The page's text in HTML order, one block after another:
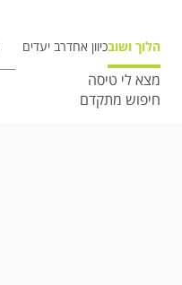
הלוך ושובכיוון אחדרב יעדים
מצא לי טיסה
חיפוש מתקדם